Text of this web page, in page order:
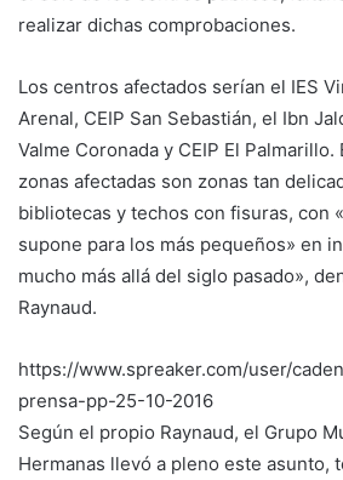
realizar dichas comprobaciones.
Los centros afectados serían el IES
Arenal, CEIP San Sebastián, el Ibn
Valme Coronada y CEIP El Palmarillo.
zonas afectadas son zonas tan
bibliotecas y techos con fisuras, con
supone para los más pequeños» en
mucho más allá del siglo pasado»,
Raynaud.
https://www.spreaker.com/user/
prensa-pp-25-10-2016
Según el propio Raynaud, el Grupo
Hermanas llevó a pleno este asunto,